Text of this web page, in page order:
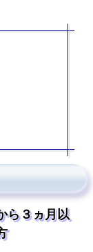
ら３ヵ月以